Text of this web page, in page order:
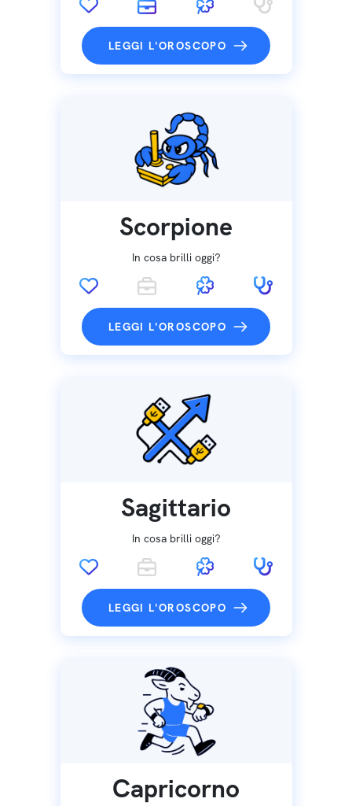
LEGGI L'OROSCOPO
Scorpione
In cosa brilli oggi?
LEGGI L'OROSCOPO
Sagittario
In cosa brilli oggi?
LEGGI L'OROSCOPO
Capricorno